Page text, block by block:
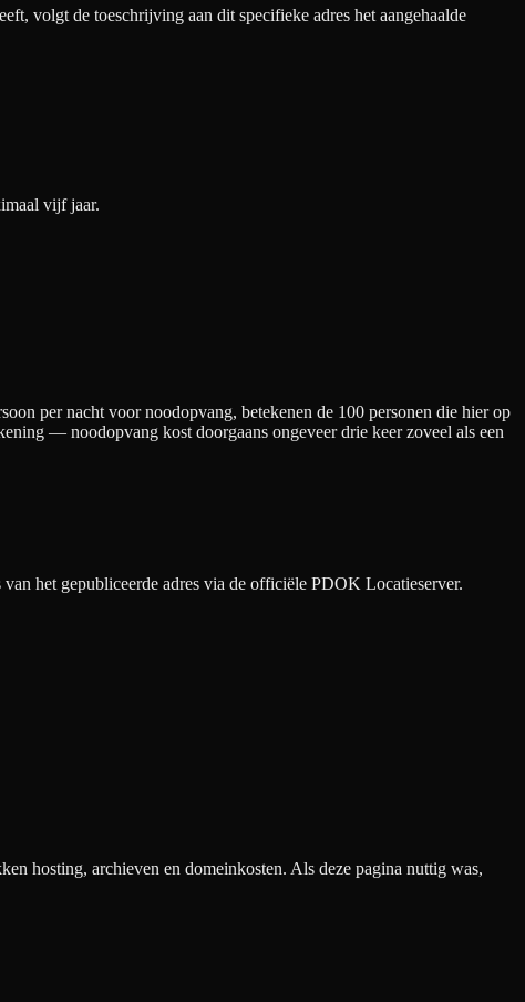
volgt de toeschrijving aan dit specifieke adres het aangehaalde
vijf jaar.
per nacht voor noodopvang, betekenen de 100 personen die hier op
— noodopvang kost doorgaans ongeveer drie keer zoveel als een
het gepubliceerde adres via de officiële PDOK Locatieserver.
hosting, archieven en domeinkosten. Als deze pagina nuttig was,